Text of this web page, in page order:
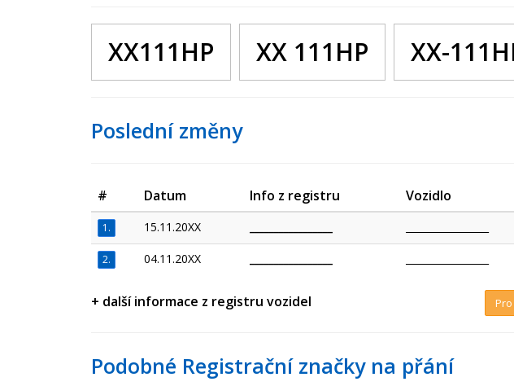
XX111HP XX 111HP XX-
Poslední změny
# Datum Info z registru Vozidlo
1. 15.11.20XX
2. 04.11.20XX
+ další informace z registru vozidel
Podobné Registrační značky na přání